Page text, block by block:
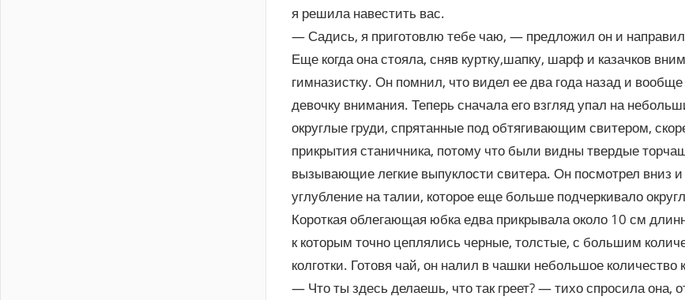
я решила навестить вас.
— Садись, я приготовлю тебе чаю, — предложил он и
Еще когда она стояла, сняв куртку,шапку, шарф и казачков
гимназистку. Он помнил, что видел ее два года назад и
девочку внимания. Теперь сначала его взгляд упал на
округлые груди, спрятанные под обтягивающим свитером,
прикрытия станичника, потому что были видны твердые
вызывающие легкие выпуклости свитера. Он посмотрел вниз
углубление на талии, которое еще больше подчеркивало
Короткая облегающая юбка едва прикрывала около 10 см
к которым точно цеплялись черные, толстые, с большим
колготки. Готовя чай, он налил в чашки небольшое количество
— Что ты здесь делаешь, что так греет? — тихо спросила она,